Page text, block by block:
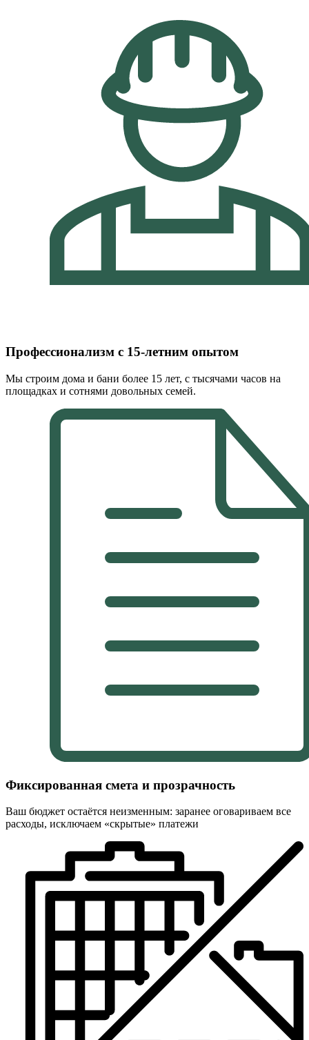
Профессионализм с 15-летним опытом
Мы строим дома и бани более 15 лет, с тысячами часов на
площадках и сотнями довольных семей.
Фиксированная смета и прозрачность
Ваш бюджет остаётся неизменным: заранее оговариваем все
расходы, исключаем «скрытые» платежи